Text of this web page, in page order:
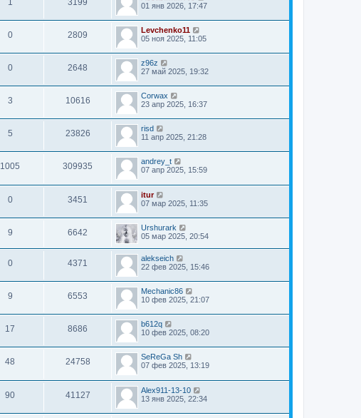
1 3199
01 янв 2026, 17:47
0 2809
Levchenko11
05 ноя 2025, 11:05
0 2648
z96z
27 май 2025, 19:32
3 10616
Corwax
23 апр 2025, 16:37
5 23826
risd
11 апр 2025, 21:28
1005 309935
andrey_t
07 апр 2025, 15:59
0 3451
itur
07 мар 2025, 11:35
9 6642
Urshurark
05 мар 2025, 20:54
0 4371
alekseich
22 фев 2025, 15:46
9 6553
Mechanic86
10 фев 2025, 21:07
17 8686
b612q
10 фев 2025, 08:20
48 24758
SeReGa Sh
07 фев 2025, 13:19
90 41127
Alex911-13-10
13 янв 2025, 22:34